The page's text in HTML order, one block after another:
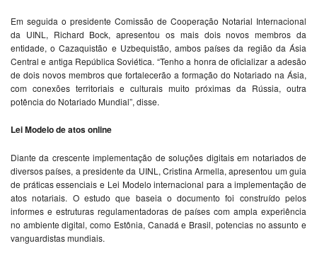
Em seguida o presidente Comissão de Cooperação Notarial Internacional
da UINL, Richard Bock, apresentou os mais dois novos membros da
entidade, o Cazaquistão e Uzbequistão, ambos países da região da Ásia
Central e antiga República Soviética. “Tenho a honra de oficializar a adesão
de dois novos membros que fortalecerão a formação do Notariado na Ásia,
com conexões territoriais e culturais muito próximas da Rússia, outra
potência do Notariado Mundial”, disse.
Lei Modelo de atos online
Diante da crescente implementação de soluções digitais em notariados de
diversos países, a presidente da UINL, Cristina Armella, apresentou um guia
de práticas essenciais e Lei Modelo internacional para a implementação de
atos notariais. O estudo que baseia o documento foi construído pelos
informes e estruturas regulamentadoras de países com ampla experiência
no ambiente digital, como Estônia, Canadá e Brasil, potencias no assunto e
vanguardistas mundiais.